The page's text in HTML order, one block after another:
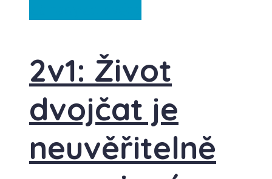
2v1: Život
dvojčat je
neuvěřitelně